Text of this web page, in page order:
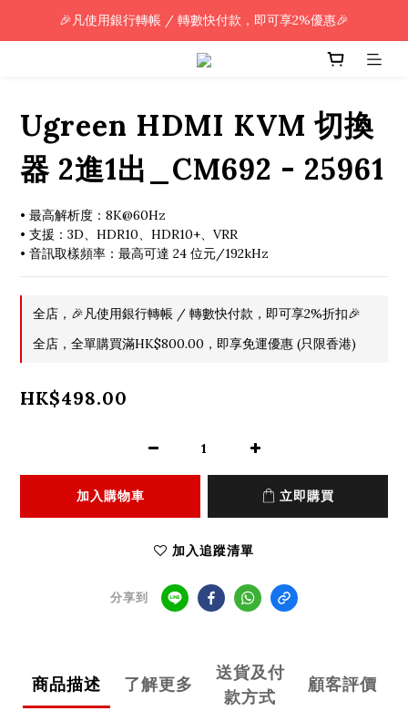
🎉凡使用銀行轉帳 / 轉數快付款，即可享2%優惠🎉
🎉凡使用銀行轉帳 / 轉數快付款，即可享2%優惠🎉
全單購買滿HK$800.00，即享免運優惠 (只限香港)
Ugreen HDMI KVM 切換
器 2進1出_CM692 - 25961
• 最高解析度：8K@60Hz
• 支援：3D、HDR10、HDR10+、VRR
• 音訊取樣頻率：最高可達 24 位元/192kHz
全店，🎉凡使用銀行轉帳 / 轉數快付款，即可享2%折扣🎉
全店，全單購買滿HK$800.00，即享免運優惠 (只限香港)
HK$498.00
加入購物車 立即購買
加入追蹤清單
分享到
商品描述 了解更多
送貨及付
款方式
顧客評價